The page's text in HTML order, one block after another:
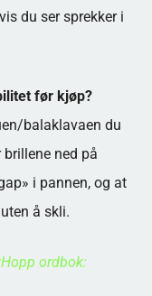
du ser sprekker i
før kjøp?
balaklavaen du
brillene ned på
i pannen, og at
å skli.
ordbok: